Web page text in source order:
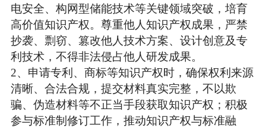
电安全、构网型储能技术等关键领域突破，培育
高价值知识产权。尊重他人知识产权成果，严禁
抄袭、剽窃、篡改他人技术方案、设计创意及专
利技术，不得非法侵占他人研发成果。
2、 申请专利、商标等知识产权时，确保权利来源
清晰、合法合规，提交材料真实完整，不以欺
骗、伪造材料等不正当手段获取知识产权；积极
参与标准制修订工作，推动知识产权与标准融